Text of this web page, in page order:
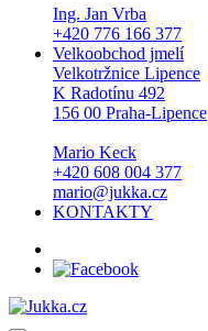
Ing. Jan Vrba
+420 776 166 377
Velkoobchod jmelí
Velkotržnice Lipence
K Radotínu 492
156 00 Praha-Lipence
Mario Keck
+420 608 004 377
mario@jukka.cz
KONTAKTY